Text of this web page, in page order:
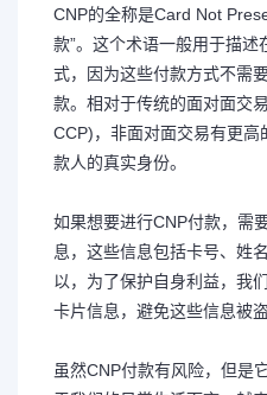
CNP的全称是Card Not
款”。这个术语一般用于描
式，因为这些付款方式不需
款。相对于传统的面对面交
CCP)，非面对面交易有更
款人的真实身份。
如果想要进行CNP付款，需
息，这些信息包括卡号、姓
以，为了保护自身利益，我
卡片信息，避免这些信息被盗
虽然CNP付款有风险，但是